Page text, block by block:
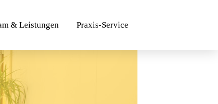
& Leistungen Praxis-Service